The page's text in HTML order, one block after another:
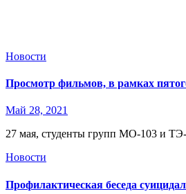
Новости
Просмотр фильмов, в рамках
Май 28, 2021
27 мая, студенты групп МО-103 и
Новости
Профилактическая беседа